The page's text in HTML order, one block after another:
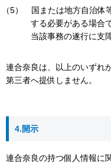
国または地方自治体
する必要がある場合
当該事務の遂行に支
連合奈良は、以上のいずれ
第三者へ提供しません。
4.開示
連合奈良の持つ個人情報に